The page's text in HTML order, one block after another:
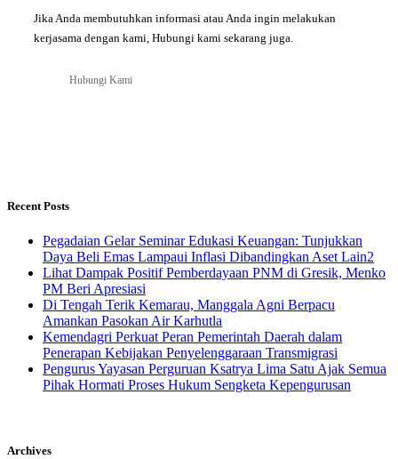
Jika Anda membutuhkan informasi atau Anda ingin melakukan
kerjasama dengan kami, Hubungi kami sekarang juga.
Hubungi Kami
Recent Posts
Pegadaian Gelar Seminar Edukasi Keuangan: Tunjukkan
Daya Beli Emas Lampaui Inflasi Dibandingkan Aset Lain2
Lihat Dampak Positif Pemberdayaan PNM di Gresik, Menko
PM Beri Apresiasi
​Di Tengah Terik Kemarau, Manggala Agni Berpacu
Amankan Pasokan Air Karhutla
Kemendagri Perkuat Peran Pemerintah Daerah dalam
Penerapan Kebijakan Penyelenggaraan Transmigrasi
Pengurus Yayasan Perguruan Ksatrya Lima Satu Ajak Semua
Pihak Hormati Proses Hukum Sengketa Kepengurusan
Archives